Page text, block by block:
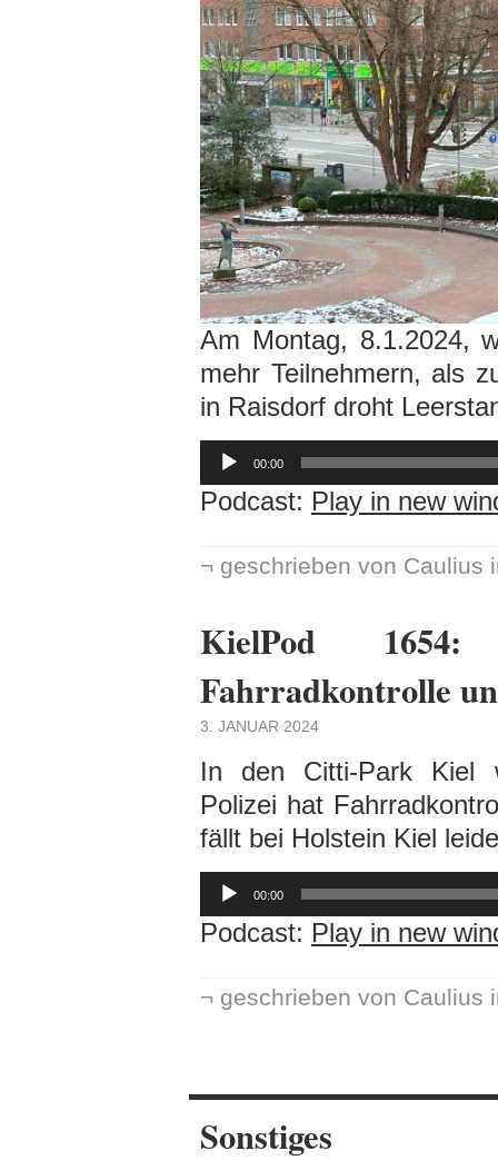
Am Montag, 8.1.2024,
mehr Teilnehmern, als
in Raisdorf droht
Player
00:00
Podcast: Play in new
¬ geschrieben von Caulius
KielPod
Fahrradkontrolle
3. JANUAR 2024
In den Citti-Park Kiel
Polizei hat
fällt bei Holstein Kiel
Player
00:00
Podcast: Play in new
¬ geschrieben von Caulius
Sonstiges